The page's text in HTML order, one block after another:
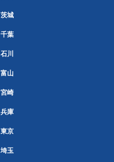
茨城
千葉
石川
富山
宮崎
兵庫
東京
埼玉